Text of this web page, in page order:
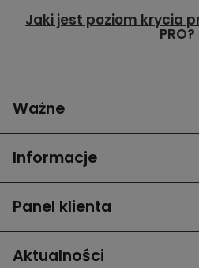
Jaki jest poziom krycia
PRO?
Ważne
Informacje
Panel klienta
Aktualności